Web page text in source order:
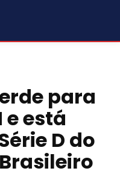
para
está
D do